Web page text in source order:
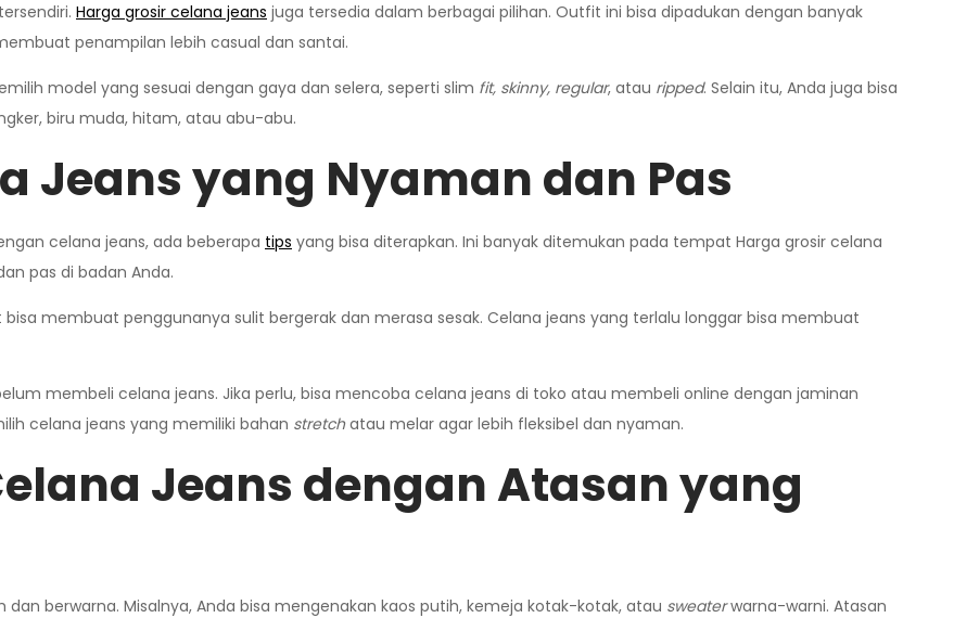
Harga grosir celana jeans juga tersedia dalam berbagai pilihan. Outfit ini bisa dipadukan dengan banyak
penampilan lebih casual dan santai.
model yang sesuai dengan gaya dan selera, seperti slim fit, skinny, regular, atau ripped. Selain itu, Anda juga bisa
biru muda, hitam, atau abu-abu.
Jeans yang Nyaman dan Pas
celana jeans, ada beberapa tips yang bisa diterapkan. Ini banyak ditemukan pada tempat Harga grosir celana
pas di badan Anda.
membuat penggunanya sulit bergerak dan merasa sesak. Celana jeans yang terlalu longgar bisa membuat
membeli celana jeans. Jika perlu, bisa mencoba celana jeans di toko atau membeli online dengan jaminan
celana jeans yang memiliki bahan stretchatau melar agar lebih fleksibel dan nyaman.
Jeans dengan Atasan yang
berwarna. Misalnya, Anda bisa mengenakan kaos putih, kemeja kotak-kotak, atau sweaterwarna-warni. Atasan